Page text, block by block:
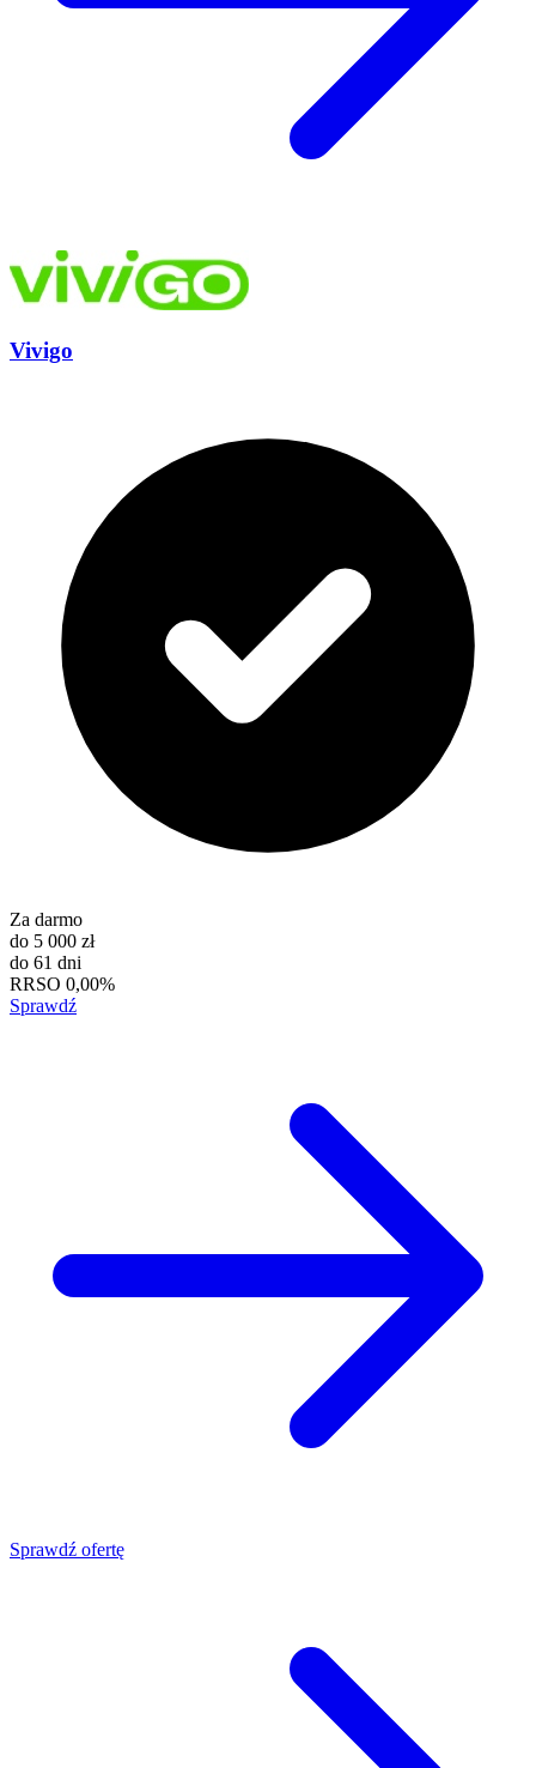
Vivigo
Za darmo
do 5 000 zł
do 61 dni
RRSO 0,00%
Sprawdź
Sprawdź ofertę